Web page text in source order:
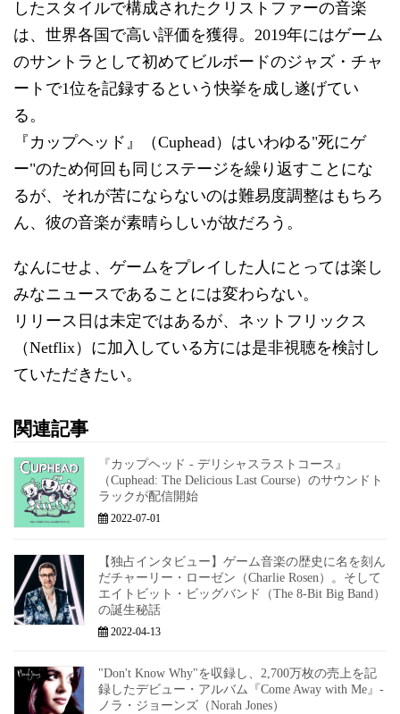
したスタイルで構成されたクリストファーの音楽
は、世界各国で高い評価を獲得。2019年にはゲーム
のサントラとして初めてビルボードのジャズ・チャ
ートで1位を記録するという快挙を成し遂げてい
る。
『カップヘッド』（Cuphead）はいわゆる"死にゲ
ー"のため何回も同じステージを繰り返すことにな
るが、それが苦にならないのは難易度調整はもちろ
ん、彼の音楽が素晴らしいが故だろう。
なんにせよ、ゲームをプレイした人にとっては楽し
みなニュースであることには変わらない。
リリース日は未定ではあるが、ネットフリックス
（Netflix）に加入している方には是非視聴を検討し
ていただきたい。
関連記事
『カップヘッド - デリシャスラストコース』
（Cuphead: The Delicious Last Course）のサウンドト
ラックが配信開始
2022-07-01
【独占インタビュー】ゲーム音楽の歴史に名を刻ん
だチャーリー・ローゼン（Charlie Rosen）。そして
エイトビット・ビッグバンド（The 8-Bit Big Band）
の誕生秘話
2022-04-13
"Don't Know Why"を収録し、2,700万枚の売上を記
録したデビュー・アルバム『Come Away with Me』-
ノラ・ジョーンズ（Norah Jones）